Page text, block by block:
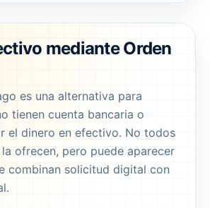
mediante Orden
es una alternativa para
tienen cuenta bancaria o
el dinero en efectivo. No todos
ofrecen, pero puede aparecer
combinan solicitud digital con